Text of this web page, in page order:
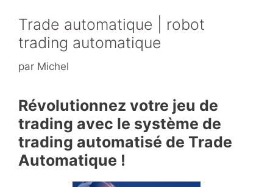
Trade automatique | robot
trading automatique
par Michel
Révolutionnez votre jeu de
trading avec le système de
trading automatisé de Trade
Automatique !